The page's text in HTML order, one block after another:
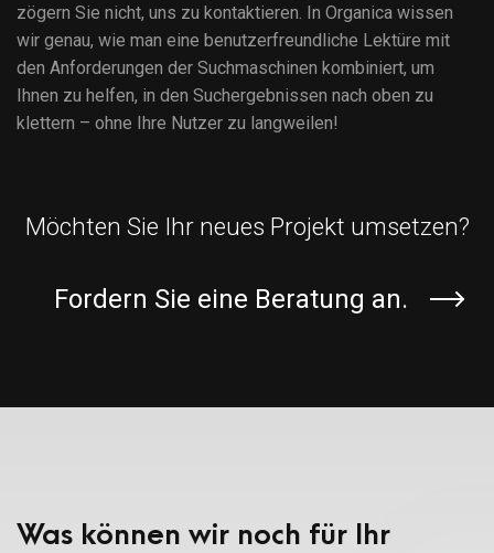
zögern Sie nicht, uns zu kontaktieren. In Organica wissen
wir genau, wie man eine benutzerfreundliche Lektüre mit
den Anforderungen der Suchmaschinen kombiniert, um
Ihnen zu helfen, in den Suchergebnissen nach oben zu
klettern – ohne Ihre Nutzer zu langweilen!
Möchten Sie Ihr neues Projekt umsetzen?
Fordern Sie eine Beratung an.
Was können wir noch für Ihr